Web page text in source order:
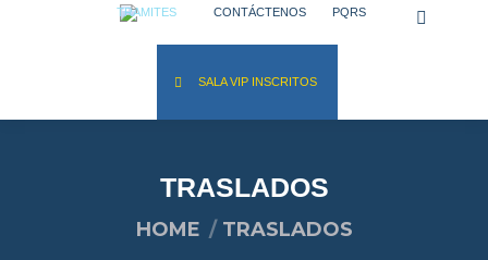
TRAMITES CONTÁCTENOS PQRS
SALA VIP INSCRITOS
TRASLADOS
You are here:
HOME TRASLADOS